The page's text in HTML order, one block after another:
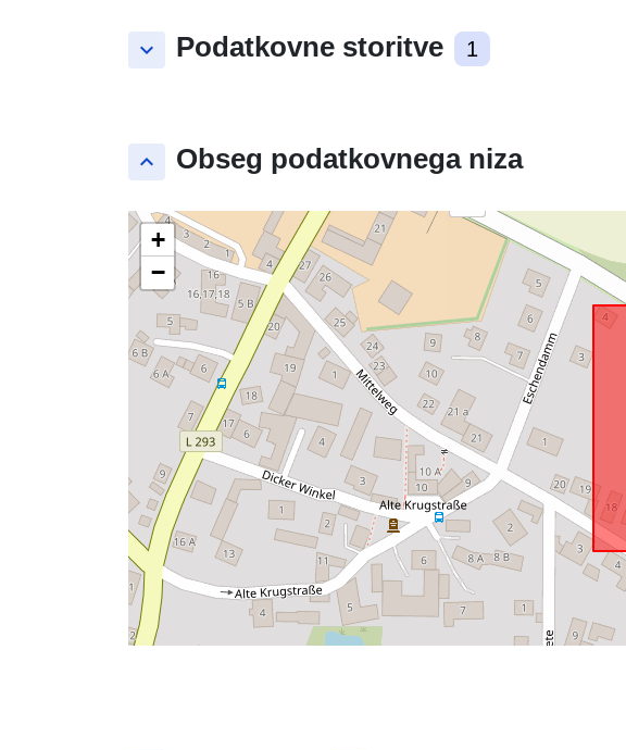
keyboard_arrow_down Podatkovne storitve 1
keyboard_arrow_up Obseg podatkovnega niza
+
−